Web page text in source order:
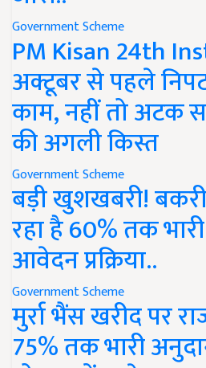
Government Scheme
PM Kisan 24th
अक्टूबर से पहले
काम, नहीं तो अटक
की अगली किस्त
Government Scheme
बड़ी खुशखबरी!
रहा है 60% तक
आवेदन प्रक्रिया..
Government Scheme
मुर्रा भैंस खरीद पर
75% तक भारी